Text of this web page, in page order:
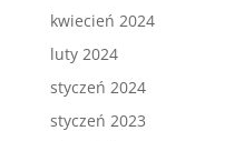
kwiecień 2024
luty 2024
styczeń 2024
styczeń 2023